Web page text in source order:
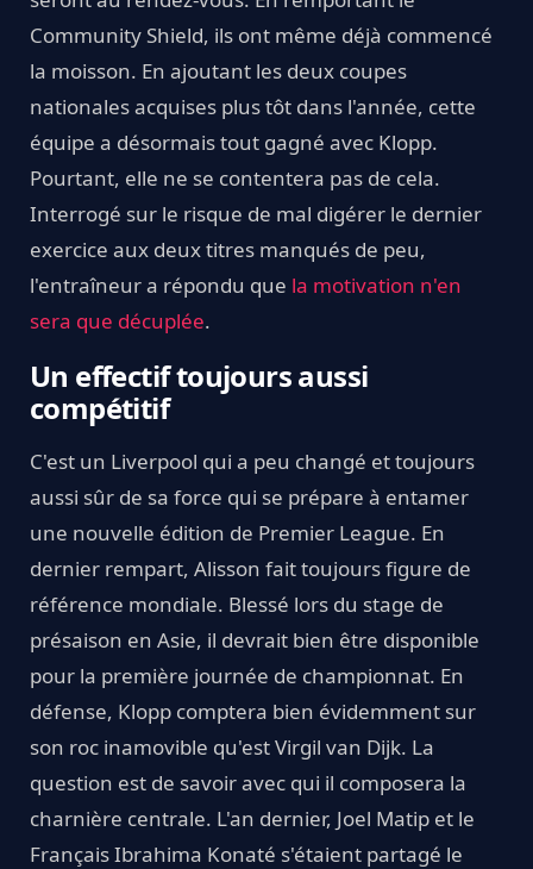
Community Shield, ils ont même déjà commencé
la moisson. En ajoutant les deux coupes
nationales acquises plus tôt dans l'année, cette
équipe a désormais tout gagné avec Klopp.
Pourtant, elle ne se contentera pas de cela.
Interrogé sur le risque de mal digérer le dernier
exercice aux deux titres manqués de peu,
l'entraîneur a répondu que la motivation n'en
sera que décuplée.
Un effectif toujours aussi
compétitif
C'est un Liverpool qui a peu changé et toujours
aussi sûr de sa force qui se prépare à entamer
une nouvelle édition de Premier League. En
dernier rempart, Alisson fait toujours figure de
référence mondiale. Blessé lors du stage de
présaison en Asie, il devrait bien être disponible
pour la première journée de championnat. En
défense, Klopp comptera bien évidemment sur
son roc inamovible qu'est Virgil van Dijk. La
question est de savoir avec qui il composera la
charnière centrale. L'an dernier, Joel Matip et le
Français Ibrahima Konaté s'étaient partagé le